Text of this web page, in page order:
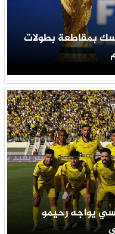
بمقاطعة بطولات
يواجه رحيمو